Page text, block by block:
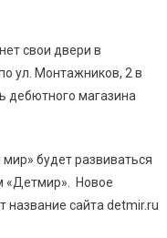
свои двери в
ул. Монтажников, 2 в
дебютного магазина
будет развиваться
«Детмир». Новое
название сайта detmir.ru